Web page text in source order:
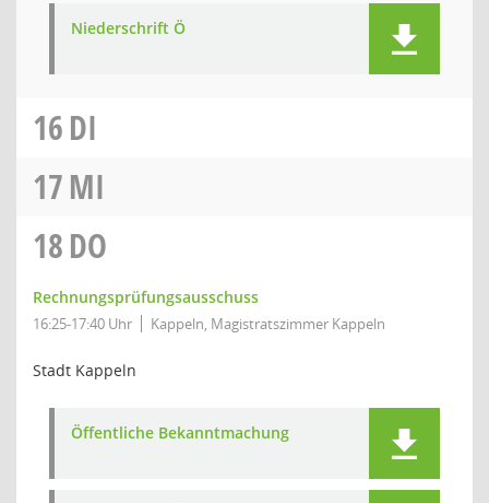
Niederschrift Ö
16DI
17MI
18DO
Rechnungsprüfungsausschuss
16:25-17:40 Uhr Kappeln, Magistratszimmer Kappeln
Stadt Kappeln
Öffentliche Bekanntmachung